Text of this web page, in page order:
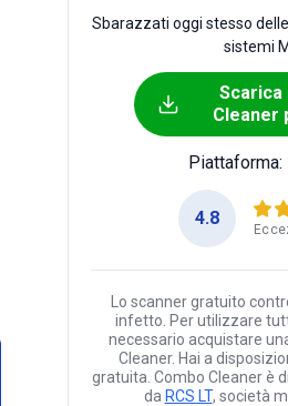
Sbarazzati oggi stesso
sistemi
Scarica
Cleaner
Piattaforma:
4.8
Lo scanner gratuito
infetto. Per utilizzare
necessario acquistare
Cleaner. Hai a
gratuita. Combo Cleaner è
da RCS LT, società